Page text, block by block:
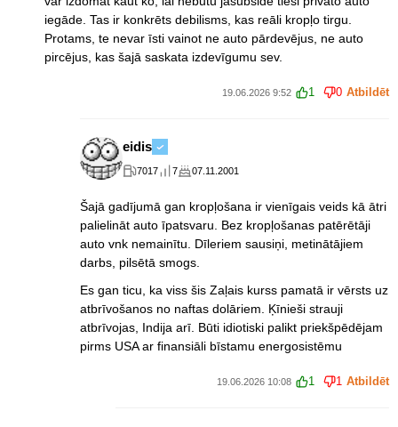
iegāde. Tas ir konkrēts debilisms, kas reāli kropļo tirgu.
Protams, te nevar īsti vainot ne auto pārdevējus, ne auto
pircējus, kas šajā saskata izdevīgumu sev.
19.06.2026 9:52 1 0 Atbildēt
eidis
7017 7 07.11.2001
Šajā gadījumā gan kropļošana ir vienīgais veids kā ātri
palielināt auto īpatsvaru. Bez kropļošanas patērētāji
auto vnk nemainītu. Dīleriem sausiņi, metinātājiem
darbs, pilsētā smogs.
Es gan ticu, ka viss šis Zaļais kurss pamatā ir vērsts uz
atbrīvošanos no naftas dolāriem. Ķīnieši strauji
atbrīvojas, Indija arī. Būti idiotiski palikt priekšpēdējam
pirms USA ar finansiāli bīstamu energosistēmu
19.06.2026 10:08 1 1 Atbildēt